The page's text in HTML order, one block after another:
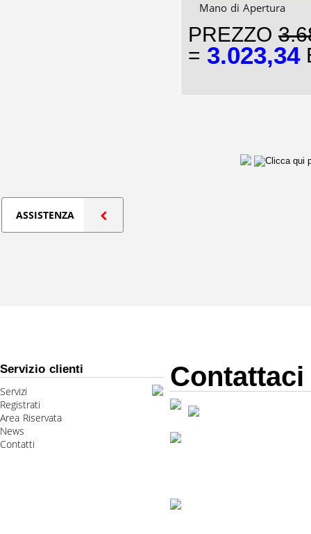
Mano di Apertura
PREZZO
= 3.023,34
ASSISTENZA
Servizio clienti
Servizi
Registrati
Area Riservata
News
Contatti
Contattaci